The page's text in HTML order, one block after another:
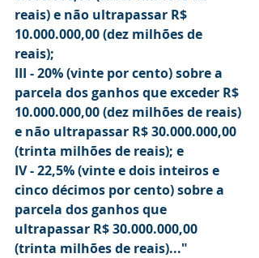
reais) e não ultrapassar R$
10.000.000,00 (dez milhões de
reais);
III - 20% (vinte por cento) sobre a
parcela dos ganhos que exceder R$
10.000.000,00 (dez milhões de reais)
e não ultrapassar R$ 30.000.000,00
(trinta milhões de reais); e
IV - 22,5% (vinte e dois inteiros e
cinco décimos por cento) sobre a
parcela dos ganhos que
ultrapassar R$ 30.000.000,00
(trinta milhões de reais)..."